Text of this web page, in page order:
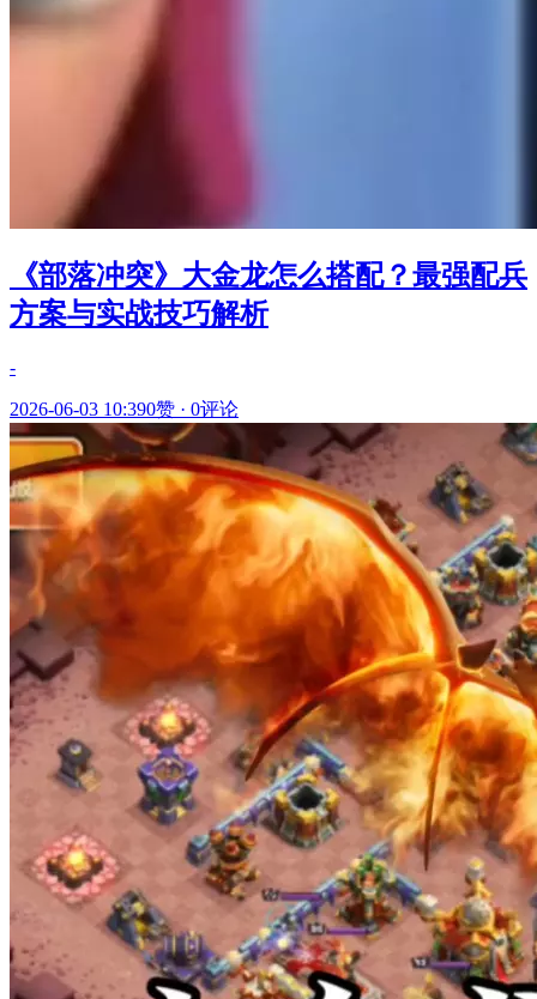
《部落冲突》大金龙怎么搭配？最强配兵
方案与实战技巧解析
-
2026-06-03 10:390赞 · 0评论